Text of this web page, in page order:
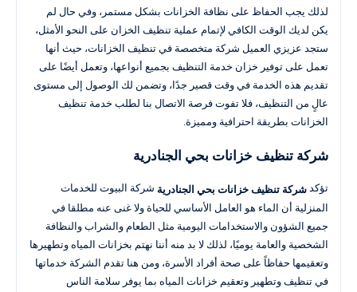
لذلك يجب الحفاظ على نظافة الخزانات بشكل مستمر، وفي حال لم
يكن لديك الوقت الكافي لإتمام عملية تنظيف الخزان على النحو الأمثل،
ستجد عزيزي العميل شركة متخصصة في تنظيف الخزانات، حيث أنها
تعمل على توفير خزان خدمة التنظيف بجميع أنواعها، وتعمل أيضًا على
تقديم هذه الخدمة في وقت قصير جدًا، وتضمن لك الوصول إلى مستوى
عالٍ من التنظيف، فلا تفوت فرصة الاتصال بنا لطلب خدمة تنظيف
الخزانات بطريقة احترافية ومميزة.
شركة تنظيف خزانات بحي الجنادرية
تؤكد شركة تنظيف خزانات بحي الجنادرية شركة البيوت للخدمات
المنزلية أن الماء هو العامل الأساسي للحياة ولا غنى عنه مطلقا في
جميع الشؤون والاستخدامات اليومية مثل الطعام والشراب والنظافة
الشخصية والعامة يوميًا، لذلك لا بد منه أننا نهتم بخزانات المياه وتطهيرها
وتعقيمها حفاظاً على صحة أفراد الأسرة، ومن هنا تقدم الشركة خدماتها
في تنظيف وتطهير وتعقيم خزانات المياه بما يوفر سلامة الناس